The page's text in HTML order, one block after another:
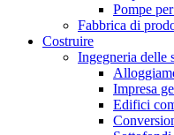
Pompe
Fabbrica di
Costruire
Ingegneria delle
Impresa
Edifici